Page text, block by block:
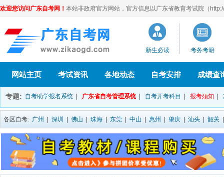
欢迎您访问广东自考网！ 本站非政府官方网站，官方信息以广东省教育考试院（
新生必读 考务考籍
网站主页 考试资讯 各地动态 自考安排 成绩查
专题: 自考助学报名系统 广东省自考管理系统 自考开考科目 报考须知
各区自考: 广州 深圳 佛山 珠海 东莞 中山 惠州 肇庆 汕头 韶关